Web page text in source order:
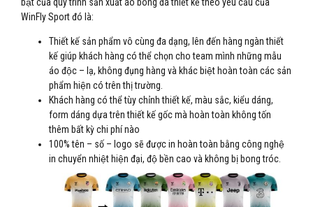
WinFly Sport đó là:
Thiết kế sản phẩm vô cùng đa dạng, lên đến hàng ngàn thiết
kế giúp khách hàng có thể chọn cho team mình những mẫu
áo độc – lạ, không đụng hàng và khác biệt hoàn toàn các sản
phẩm hiện có trên thị trường.
Khách hàng có thể tùy chỉnh thiết kế, màu sắc, kiểu dáng,
form dáng dựa trên thiết kế gốc mà hoàn toàn không tốn
thêm bất kỳ chi phí nào
100% tên – số – logo sẽ được in hoàn toàn bằng công nghệ
in chuyển nhiệt hiện đại, độ bền cao và không bị bong tróc.